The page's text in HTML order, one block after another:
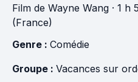
Film de Wayne Wang · 1 h
(France)
Genre : Comédie
Groupe : Vacances sur